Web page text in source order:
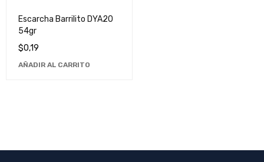
Escarcha Barrilito DYA20
54gr
$0,19
AÑADIR AL CARRITO